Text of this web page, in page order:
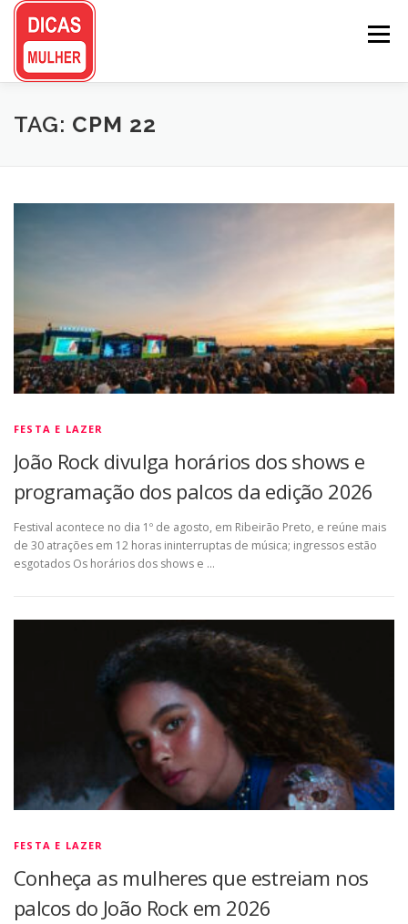
Pular
conteúdo
Menu
TAG: CPM 22
FESTA E LAZER
João Rock divulga horários dos shows e
programação dos palcos da edição 2026
Festival acontece no dia 1º de agosto, em Ribeirão Preto, e reúne mais
de 30 atrações em 12 horas ininterruptas de música; ingressos estão
esgotados Os horários dos shows e …
FESTA E LAZER
Conheça as mulheres que estreiam nos
palcos do João Rock em 2026